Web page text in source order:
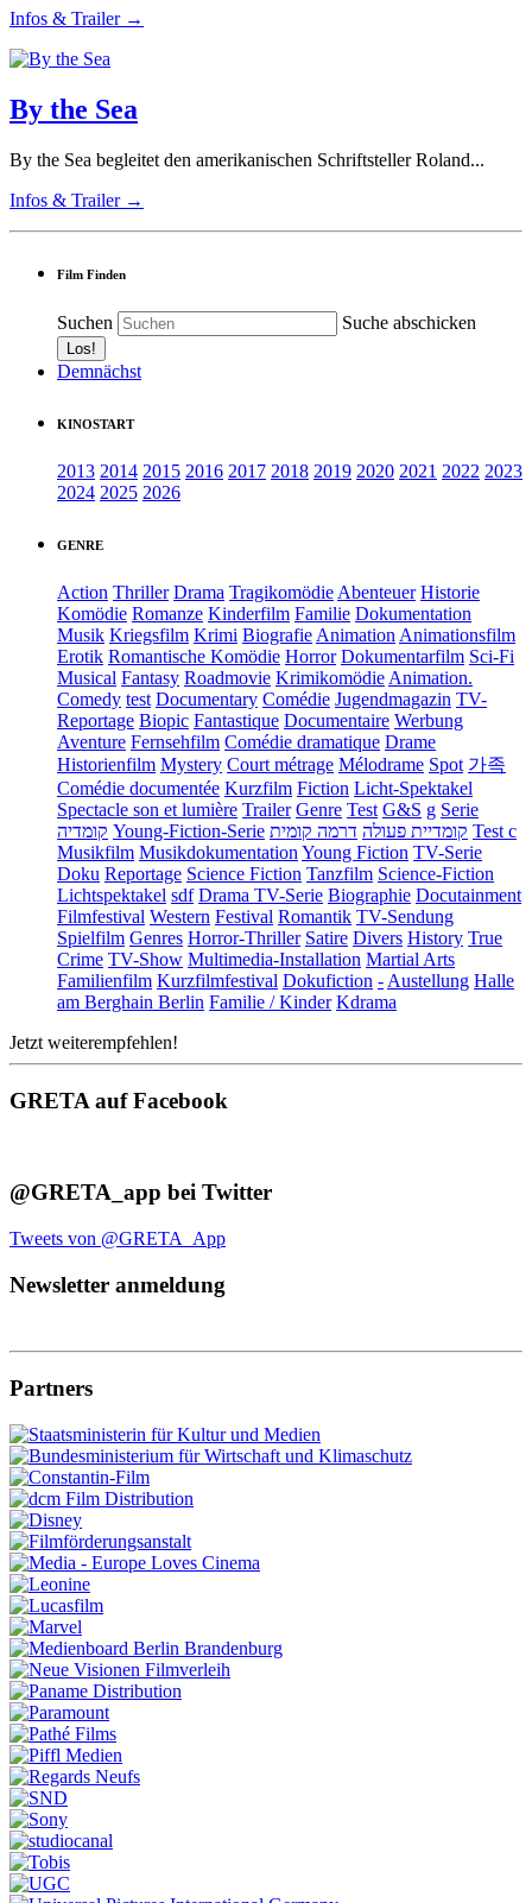
Infos & Trailer →
By the Sea
By the Sea begleitet den amerikanischen Schriftsteller Roland...
Infos & Trailer →
Film Finden
Suchen Suche abschicken
Demnächst
KINOSTART
2013 2014 2015 2016 2017 2018 2019 2020 2021 2022 2023
2024 2025 2026
GENRE
Action Thriller Drama Tragikomödie Abenteuer Historie
Komödie Romanze Kinderfilm Familie Dokumentation
Musik Kriegsfilm Krimi Biografie Animation Animationsfilm
Erotik Romantische Komödie Horror Dokumentarfilm Sci-Fi
Musical Fantasy Roadmovie Krimikomödie Animation.
Comedy test Documentary Comédie Jugendmagazin TV-
Reportage Biopic Fantastique Documentaire Werbung
Aventure Fernsehfilm Comédie dramatique Drame
Historienfilm Mystery Court métrage Mélodrame Spot 가족
Comédie documentée Kurzfilm Fiction Licht-Spektakel
Spectacle son et lumière Trailer Genre Test G&S g Serie
קומדיה Young-Fiction-Serie קומדיית פעולה דרמה קומית
Test c
Musikfilm Musikdokumentation Young Fiction TV-Serie
Doku Reportage Science Fiction Tanzfilm Science-Fiction
Lichtspektakel sdf Drama TV-Serie Biographie Docutainment
Filmfestival Western Festival Romantik TV-Sendung
Spielfilm Genres Horror-Thriller Satire Divers History True
Crime TV-Show Multimedia-Installation Martial Arts
Familienfilm Kurzfilmfestival Dokufiction - Austellung Halle
am Berghain Berlin Familie / Kinder Kdrama
Jetzt weiterempfehlen!
GRETA auf Facebook
@GRETA_app bei Twitter
Tweets von @GRETA_App
Newsletter anmeldung
Partners